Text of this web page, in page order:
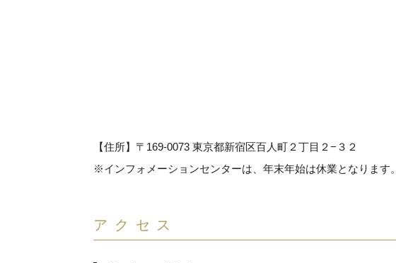
【住所】〒169-0073 東京都新宿区百人町２丁目２−３２
※インフォメーションセンターは、年末年始は休業となります。
アクセス